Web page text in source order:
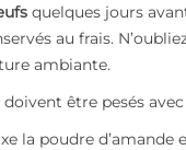
quelques jours
au frais.
ambiante.
être pesés
la poudre